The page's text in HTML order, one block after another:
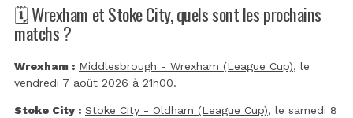
🗓️ Wrexham et Stoke City, quels sont les prochains
matchs ?
Wrexham : Middlesbrough - Wrexham (League Cup), le
vendredi 7 août 2026 à 21h00.
Stoke City : Stoke City - Oldham (League Cup), le samedi 8